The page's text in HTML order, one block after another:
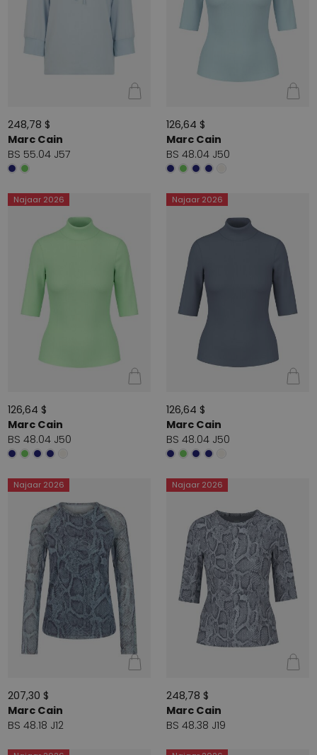
248,78 $
Marc Cain
BS 55.04 J57
126,64 $
Marc Cain
BS 48.04 J50
Najaar 2026
126,64 $
Marc Cain
BS 48.04 J50
Najaar 2026
126,64 $
Marc Cain
BS 48.04 J50
Najaar 2026
207,30 $
Marc Cain
BS 48.18 J12
Najaar 2026
248,78 $
Marc Cain
BS 48.38 J19